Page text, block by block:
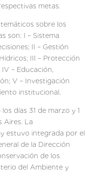
metas.
sobre los
son: I – Sistema
II – Gestión
III – Protección
– Educación,
V – Investigación
institucional.
días 31 de marzo y 1
Aires. La
estuvo integrada por el
de la Dirección
de los
del Ambiente y